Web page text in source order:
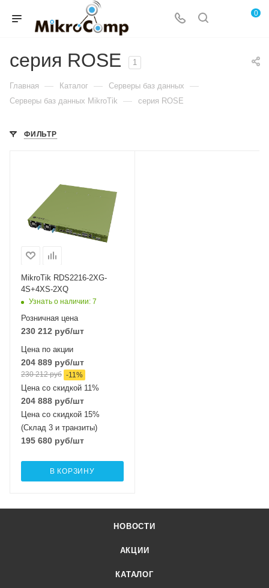
0
серия ROSE 1
Главная — Каталог — Серверы баз данных —
Серверы баз данных MikroTik — серия ROSE
ФИЛЬТР
интерфейсы
1xGigabit,
2x10GigabitEth,
4xSFP+,4x25G
QSFP28
MikroTik RDS2216-2XG-
4S+4XS-2XQ
Узнать о наличии: 7
Розничная цена
230 212 руб/шт
Цена по акции
204 889 руб/шт
230 212руб -11 %
Цена со скидкой 11%
204 888 руб/шт
Цена со скидкой 15%
(Склад 3 и транзиты)
195 680 руб/шт
В КОРЗИНУ
НОВОСТИ
АКЦИИ
КАТАЛОГ